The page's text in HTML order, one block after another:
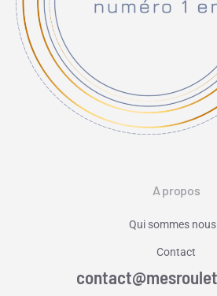
A propos
Qui sommes nous
Contact